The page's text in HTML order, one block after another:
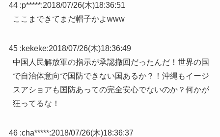
44 :p*****:2018/07/26(木)18:36:51
ここまできてまだ帽子かよwww
45 :kekeke:2018/07/26(木)18:36:49
中国人民解放軍の指示が承認撤回だったんだ！世界の国
で自治体意向で国防できない国あるか？！沖縄もイージ
スアショアも国防あっての完全安心でないのか？何かが
狂ってるな！
46 :cha*****:2018/07/26(木)18:36:37